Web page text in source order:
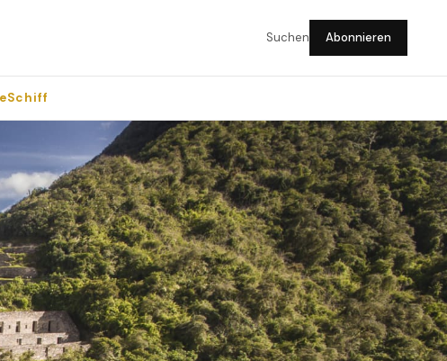
Suchen Abonnieren
Schiff